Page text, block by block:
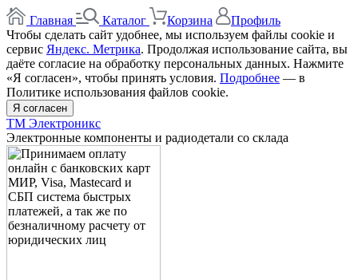
Главная Каталог Корзина
Профиль
Чтобы сделать сайт удобнее, мы используем файлы cookie и
сервис Яндекс. Метрика. Продолжая использование сайта, вы
даёте согласие на обработку персональных данных. Нажмите
«Я согласен», чтобы принять условия. Подробнее — в
Политике использования файлов cookie.
Я согласен
ТМ Электроникс
Электронные компоненты и радиодетали со склада